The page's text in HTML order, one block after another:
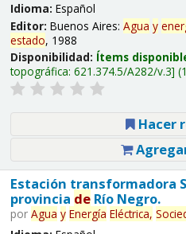
Idioma: Español
Editor: Buenos Aires: Agua y
estado, 1988
Disponibilidad: Ítems
topográfica: 621.374.5/A282/v.3
Hacer
Estación transformadora
provincia deRío Negro.
por Agua y Energía Eléctrica,